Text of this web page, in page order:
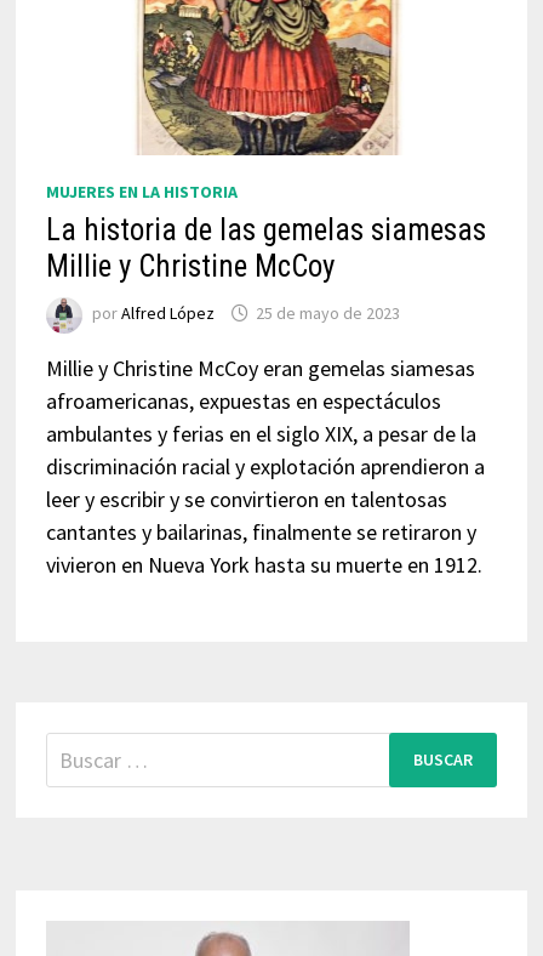
MUJERES EN LA HISTORIA
La historia de las gemelas siamesas
Millie y Christine McCoy
porAlfred López 25 de mayo de 2023
Millie y Christine McCoy eran gemelas siamesas
afroamericanas, expuestas en espectáculos
ambulantes y ferias en el siglo XIX, a pesar de la
discriminación racial y explotación aprendieron a
leer y escribir y se convirtieron en talentosas
cantantes y bailarinas, finalmente se retiraron y
vivieron en Nueva York hasta su muerte en 1912.
Buscar: